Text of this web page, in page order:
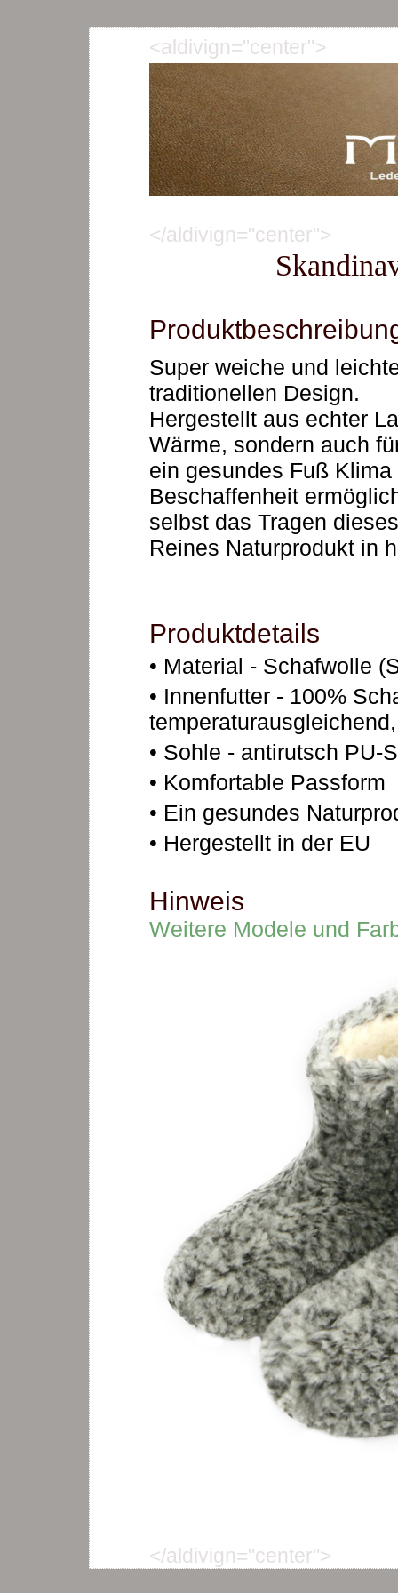
<aldivign="center">
</aldivign="center">
Super weiche und
traditionellen Design.
Hergestellt aus echter
Wärme, sondern auch
ein gesundes Fuß Klima
Beschaffenheit
selbst das Tragen
Reines Naturprodukt in
Produktdetails
• Material - Schafwolle
• Innenfutter - 100%
• Sohle - antirutsch PU-
• Komfortable Passform
• Ein gesundes
• Hergestellt in der EU
Hinweis
Weitere Modele und
</aldivign="center">